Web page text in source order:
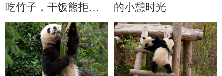
吃竹子，干饭熊拒绝
分心
的小憩时光